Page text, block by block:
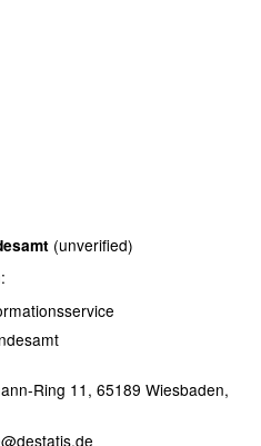
(unverified)
Ring 11, 65189 Wiesbaden,